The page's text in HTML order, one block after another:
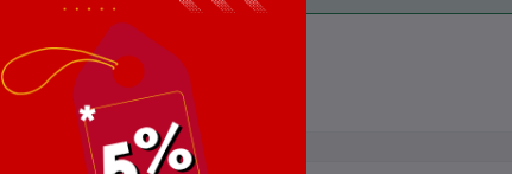
এই বইয়ের জন্য এখনও কোন পর্যালোচনা নেই